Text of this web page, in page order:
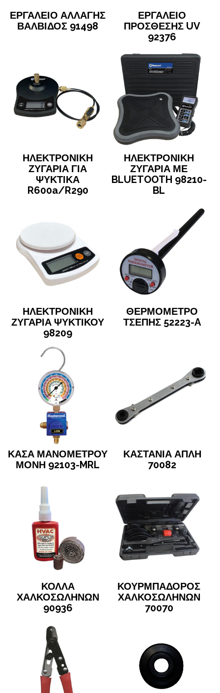
ΕΡΓΑΛΕΙΟ ΑΛΛΑΓΗΣ
ΒΑΛΒΙΔΟΣ 91498
ΕΡΓΑΛΕΙΟ
ΠΡΟΣΘΕΣΗΣ UV
92376
ΗΛΕΚΤΡΟΝΙΚΗ
ΖΥΓΑΡΙΑ ΓΙΑ
ΨΥΚΤΙΚΑ
R600a/R290
ΗΛΕΚΤΡΟΝΙΚΗ
ΖΥΓΑΡΙΑ ΜΕ
BLUETOOTH 98210-
BL
ΗΛΕΚΤΡΟΝΙΚΗ
ΖΥΓΑΡΙΑ ΨΥΚΤΙΚΟΥ
98209
ΘΕΡΜΟΜΕΤΡΟ
ΤΣΕΠΗΣ 52223-A
ΚΑΣΑ ΜΑΝΟΜΕΤΡΟΥ
ΜΟΝΗ 92103-MRL
ΚΑΣΤΑΝΙΑ ΑΠΛΗ
70082
ΚΟΛΛΑ
ΧΑΛΚΟΣΩΛΗΝΩΝ
90936
ΚΟΥΡΜΠΑΔΟΡΟΣ
ΧΑΛΚΟΣΩΛΗΝΩΝ
70070